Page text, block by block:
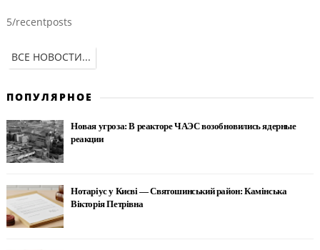
5/recentposts
ВСЕ НОВОСТИ...
ПОПУЛЯРНОЕ
Новая угроза: В реакторе ЧАЭС возобновились ядерные
реакции
Нотаріус у Києві — Святошинський район: Камінська
Вікторія Петрівна